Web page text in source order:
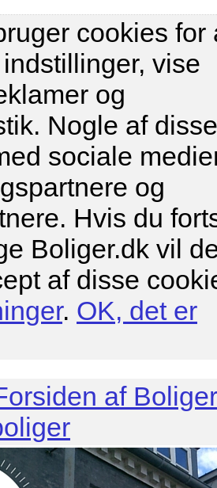
cookies for
vise
og
Nogle af
sociale
og
Hvis du
Boliger.dk vil
af disse
. OK, det er
af